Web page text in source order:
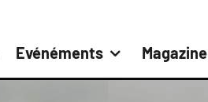
Evénéments Magazine